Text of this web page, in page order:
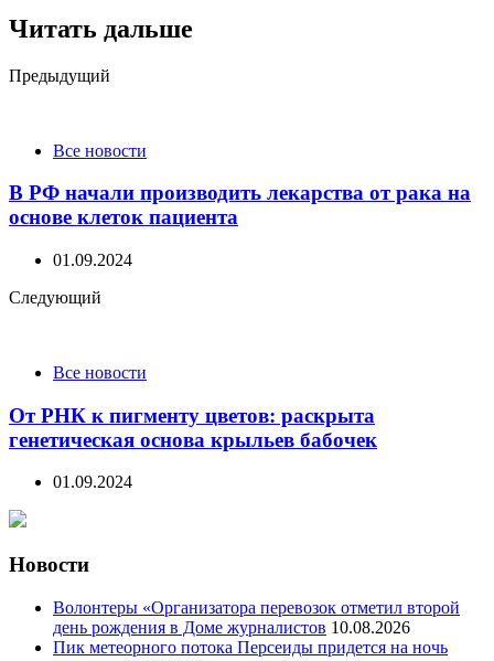
Читать дальше
Post
Предыдущий
Все новости
В РФ начали производить лекарства от рака на
основе клеток пациента
01.09.2024
Следующий
Все новости
От РНК к пигменту цветов: раскрыта
генетическая основа крыльев бабочек
01.09.2024
Новости
Волонтеры «Организатора перевозок отметил второй
день рождения в Доме журналистов 10.08.2026
Пик метеорного потока Персеиды придется на ночь